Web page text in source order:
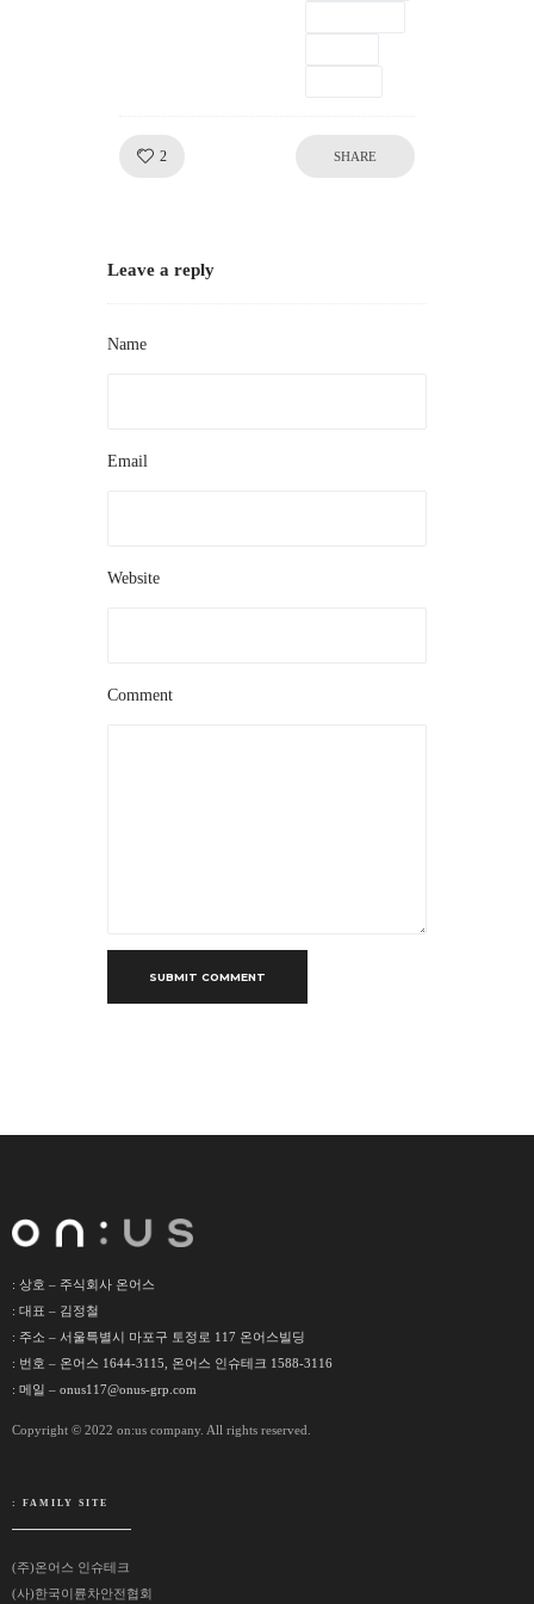
2 SHARE
Leave a reply
Name
Email
Website
Comment
SUBMIT COMMENT
: 상호 – 주식회사 온어스
: 대표 – 김정철
: 주소 – 서울특별시 마포구 토정로 117 온어스빌딩
: 번호 – 온어스 1644-3115, 온어스 인슈테크 1588-3116
: 메일 – onus117@onus-grp.com
Copyright © 2022 on:us company. All rights reserved.
: FAMILY SITE
(주)온어스 인슈테크
(사)한국이륜차안전협회